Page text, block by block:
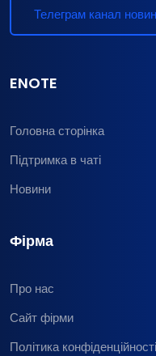
Телеграм канал новин
ENOTE
Головна сторінка
Підтримка в чаті
Новини
Фірма
Про нас
Сайт фірми
Політика конфіденційності